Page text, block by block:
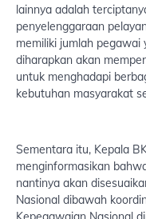
lainnya adalah
penyelenggaraan
memiliki jumlah pegawai
diharapkan akan
untuk menghadapi
kebutuhan masyarakat
Sementara itu, Kepala
menginformasikan
nantinya akan
Nasional dibawah